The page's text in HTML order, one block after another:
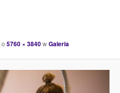
o5760 × 3840wGaleria